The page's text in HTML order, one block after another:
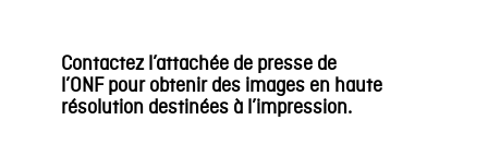
Contactez l’attachée de presse de
l’ONFpourobtenir des images en haute
résolution destinées à l’impression.